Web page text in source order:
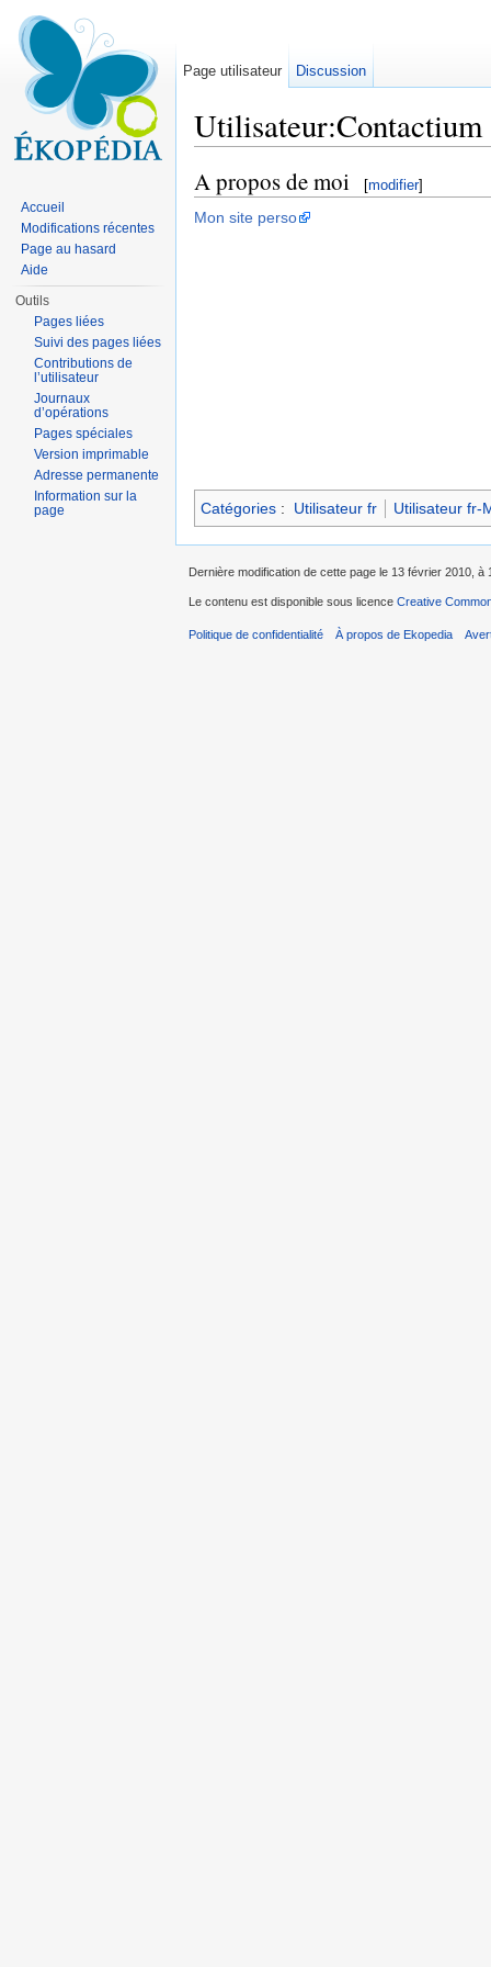
Utilisateur:Contactium
A propos de moi [modifier]
Mon site perso
Catégories : Utilisateur fr Utilisateur fr-
Page utilisateur Discussion
Accueil
Modifications récentes
Page au hasard
Aide
Outils
Pages liées
Suivi des pages liées
Contributions de
l’utilisateur
Journaux
d’opérations
Pages spéciales
Version imprimable
Adresse permanente
Information sur la
page
Dernière modification de cette page le 13 février 2010, à
Le contenu est disponible sous licence Creative
Politique de confidentialité À propos de Ekopedia